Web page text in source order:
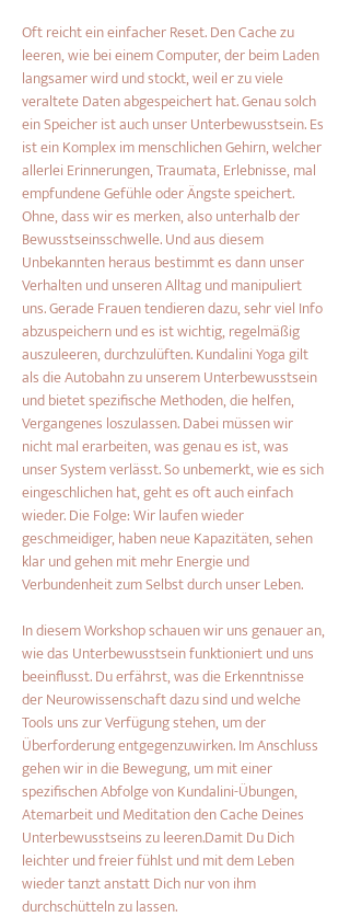
Oft reicht ein einfacher Reset. Den Cache zu
leeren, wie bei einem Computer, der beim Laden
langsamer wird und stockt, weil er zu viele
veraltete Daten abgespeichert hat. Genau solch
ein Speicher ist auch unser Unterbewusstsein. Es
ist ein Komplex im menschlichen Gehirn, welcher
allerlei Erinnerungen, Traumata, Erlebnisse, mal
empfundene Gefühle oder Ängste speichert.
Ohne, dass wir es merken, also unterhalb der
Bewusstseinsschwelle. Und aus diesem
Unbekannten heraus bestimmt es dann unser
Verhalten und unseren Alltag und manipuliert
uns. Gerade Frauen tendieren dazu, sehr viel Info
abzuspeichern und es ist wichtig, regelmäßig
auszuleeren, durchzulüften. Kundalini Yoga gilt
als die Autobahn zu unserem Unterbewusstsein
und bietet spezifische Methoden, die helfen,
Vergangenes loszulassen. Dabei müssen wir
nicht mal erarbeiten, was genau es ist, was
unser System verlässt. So unbemerkt, wie es sich
eingeschlichen hat, geht es oft auch einfach
wieder. Die Folge: Wir laufen wieder
geschmeidiger, haben neue Kapazitäten, sehen
klar und gehen mit mehr Energie und
Verbundenheit zum Selbst durch unser Leben.
In diesem Workshop schauen wir uns genauer an,
wie das Unterbewusstsein funktioniert und uns
beeinflusst. Du erfährst, was die Erkenntnisse
der Neurowissenschaft dazu sind und welche
Tools uns zur Verfügung stehen, um der
Überforderung entgegenzuwirken. Im Anschluss
gehen wir in die Bewegung, um mit einer
spezifischen Abfolge von Kundalini-Übungen,
Atemarbeit und Meditation den Cache Deines
Unterbewusstseins zu leeren.Damit Du Dich
leichter und freier fühlst und mit dem Leben
wieder tanzt anstatt Dich nur von ihm
durchschütteln zu lassen.